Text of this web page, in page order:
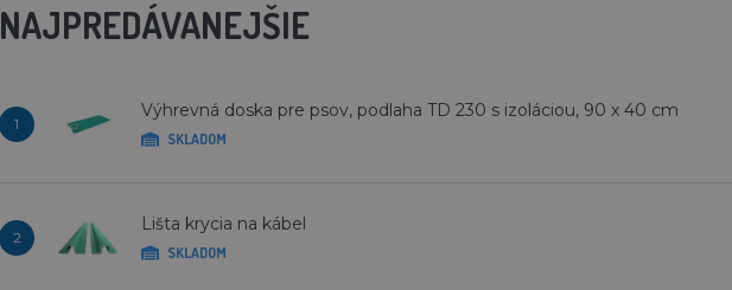
NAJPREDÁVANEJŠIE
1
Výhrevná doska pre psov, podlaha TD 230 s izoláciou, 90 x 40 cm
SKLADOM
2
Lišta krycia na kábel
SKLADOM